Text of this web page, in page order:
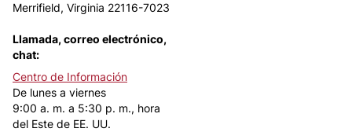
Merrifield, Virginia 22116-7023
Llamada, correo electrónico,
chat:
Centro de Información
De lunes a viernes
9:00 a. m. a 5:30 p. m., hora
del Este de EE. UU.